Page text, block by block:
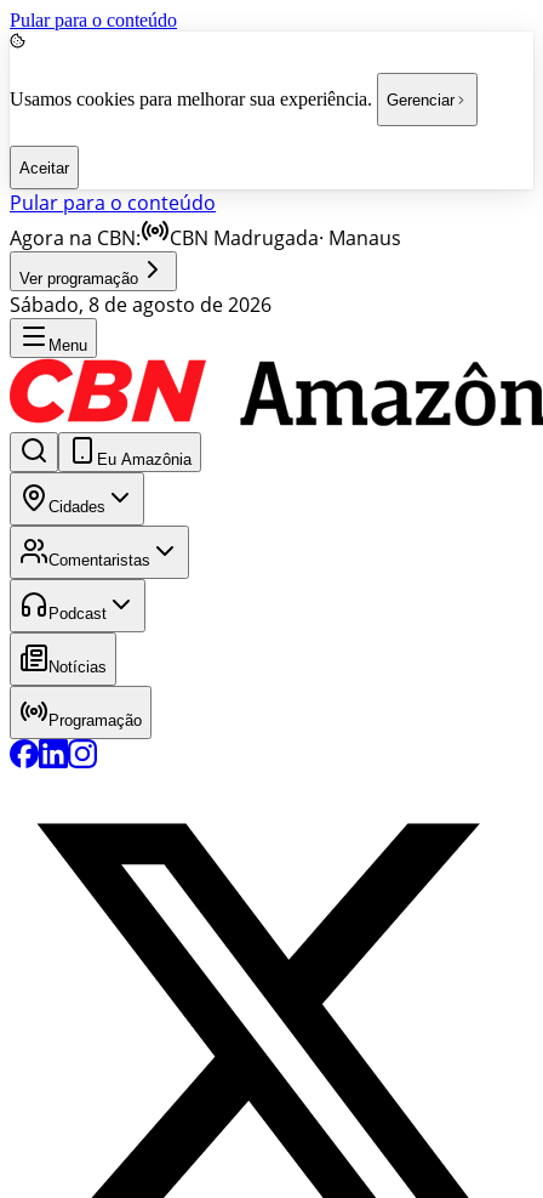
Pular para o conteúdo
Usamos cookies para melhorar sua experiência. Gerenciar
Aceitar
Pular para o conteúdo
Agora na CBN:
CBN Madrugada· Manaus
Ver programação
Sábado, 8 de agosto de 2026
Menu
Eu Amazônia
Cidades
Comentaristas
Podcast
Notícias
Programação